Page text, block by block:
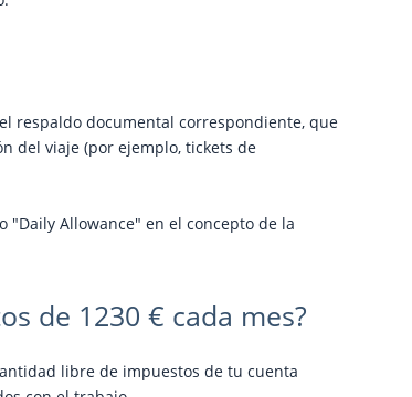
respaldo documental correspondiente, que
del viaje (por ejemplo, tickets de
Allowance" en el concepto de la
de 1230 € cada mes?
libre de impuestos de tu cuenta